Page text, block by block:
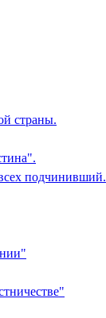
страны.
подчинивший.